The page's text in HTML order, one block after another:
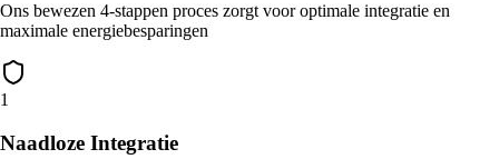
Ons bewezen 4-stappen proces zorgt voor optimale integratie en
maximale energiebesparingen
1
Naadloze Integratie